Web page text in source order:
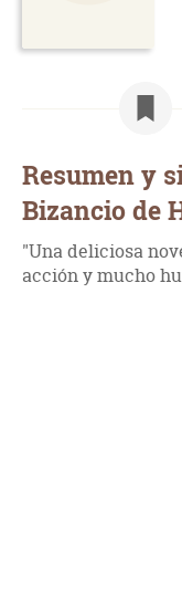
Resumen y
Bizancio de
"Una deliciosa
acción y mucho